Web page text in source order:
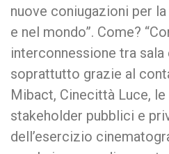
nuove coniugazioni per
e nel mondo”. Come?
interconnessione tra
soprattutto grazie al
Mibact, Cinecittà Luce,
stakeholder pubblici e
dell’esercizio